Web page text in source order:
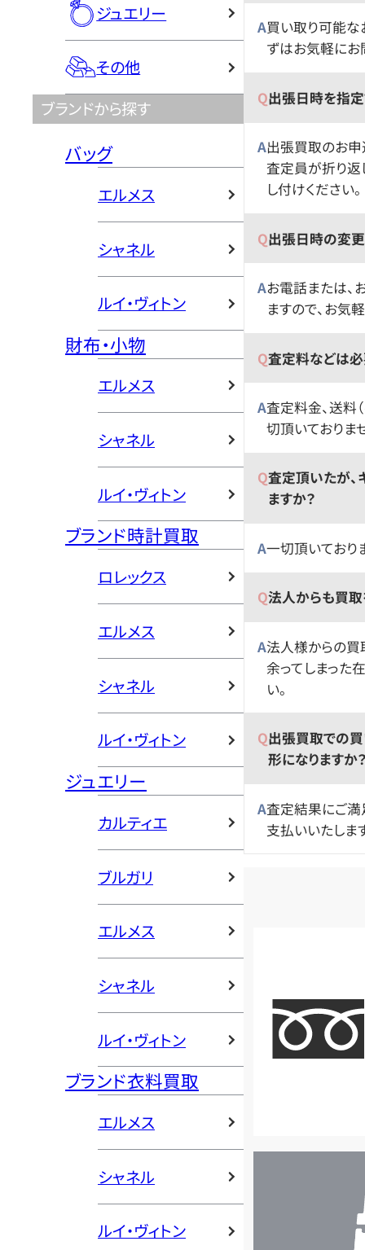
ジュエリー
その他
ブランドから探す
バッグ
エルメス
シャネル
ルイ・ヴィトン
財布・小物
エルメス
シャネル
ルイ・ヴィトン
ブランド時計買取
ロレックス
エルメス
シャネル
ルイ・ヴィトン
ジュエリー
カルティエ
ブルガリ
エルメス
シャネル
ルイ・ヴィトン
ブランド衣料買取
エルメス
シャネル
ルイ・ヴィトン
買い取り可能な
ずはお気軽にお
出張日時を指定
出張買取のお申
査定員が折り返
し付けください。
出張日時の変
お電話または、
ますので、お気
査定料などは必
査定料金、送料
切頂いておりま
査定頂いたが
ますか？
一切頂いており
法人からも買取
法人様からの買
余ってしまった
い。
出張買取での
形になりますか
査定結果にご満
支払いいたしま